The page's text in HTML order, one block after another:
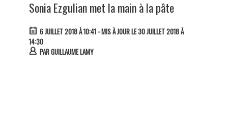
Sonia Ezgulian met la main à la pâte
6 JUILLET 2018 À 10:41- MIS À JOUR LE 30 JUILLET 2018 À
14:30
PARGUILLAUME LAMY